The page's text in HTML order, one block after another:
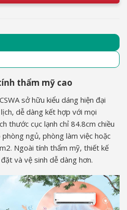
thẩm mỹ cao
sở hữu kiểu dáng hiện đại
dễ dàng kết hợp với mọi
thước cục lạnh chỉ 84.8cm chiều
ngủ, phòng làm việc hoặc
Ngoài tính thẩm mỹ, thiết kế
và vệ sinh dễ dàng hơn.